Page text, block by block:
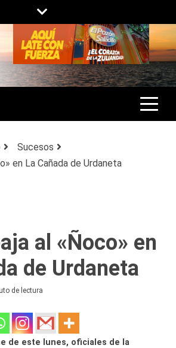
DEL ZULIA, VENEZUELA Y
INTERÉS GENERAL.
Sucesos
en La Cañada de Urdaneta
al «Ñoco» en
de Urdaneta
de lectura
de este lunes, oficiales de la